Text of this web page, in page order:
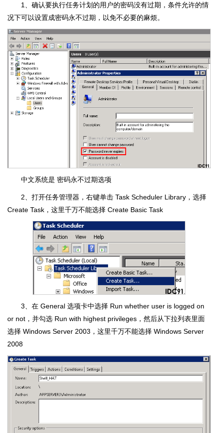
1、确认要执行任务计划的用户的密码没有过期，条件允许的情
况下可以设置成密码永不过期，以免不必要的麻烦。
中文系统是 密码永不过期选项
2、打开任务管理器，右键单击 Task Scheduler Library，选择
Create Task，这里千万不能选择 Create Basic Task
3、在 General 选项卡中选择 Run whether user is logged on
or not，并勾选 Run with highest privileges，然后从下拉列表里面
选择 Windows Server 2003，这里千万不能选择 Windows Server
2008